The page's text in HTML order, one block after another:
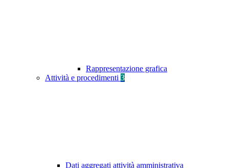
Rappresentazione grafica
Attività e procedimenti 3
Dati aggregati attività amministrativa